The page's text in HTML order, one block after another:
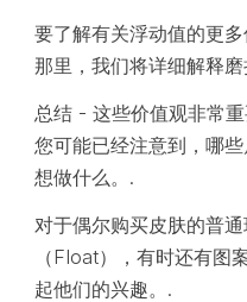
要了解有关浮动值的更
那里，我们将详细解释
总结 - 这些价值观非常
您可能已经注意到，哪
想做什么。.
对于偶尔购买皮肤的普
（Float），有时还有
起他们的兴趣。.